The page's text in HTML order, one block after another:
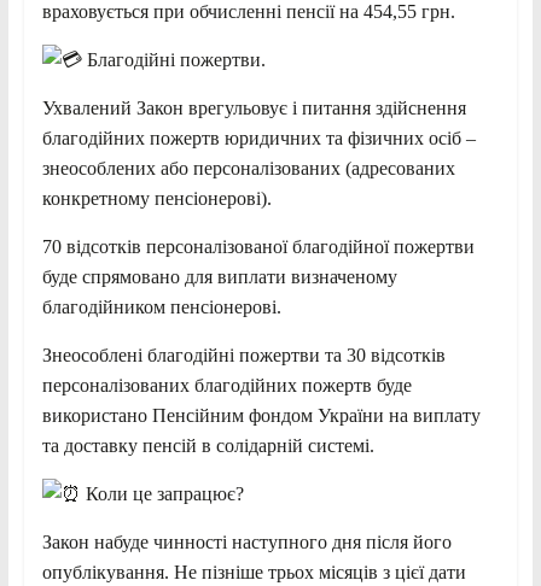
враховується при обчисленні пенсії на 454,55 грн.
Благодійні пожертви.
Ухвалений Закон врегульовує і питання здійснення
благодійних пожертв юридичних та фізичних осіб –
знеособлених або персоналізованих (адресованих
конкретному пенсіонерові).
70 відсотків персоналізованої благодійної пожертви
буде спрямовано для виплати визначеному
благодійником пенсіонерові.
Знеособлені благодійні пожертви та 30 відсотків
персоналізованих благодійних пожертв буде
використано Пенсійним фондом України на виплату
та доставку пенсій в солідарній системі.
Коли це запрацює?
Закон набуде чинності наступного дня після його
опублікування. Не пізніше трьох місяців з цієї дати